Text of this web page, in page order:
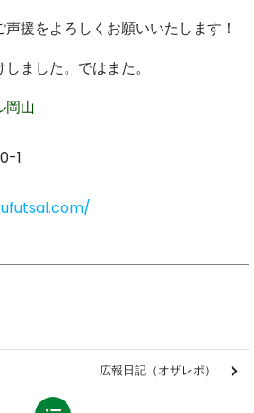
援をよろしくお願いいたします！
ました。ではまた。
岡山
1
広報日記（オザレポ）